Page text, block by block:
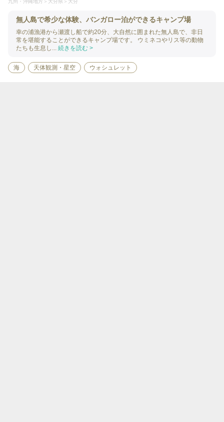
九州・沖縄地方 大分県 大分
無人島で希少な体験、バンガロー泊ができるキャンプ場
幸の浦漁港から瀬渡し船で約20分、大自然に囲まれた無人島で、非日
常を堪能することができるキャンプ場です。 ウミネコやリス等の動物
たちも生息し... 続きを読む >
海 天体観測・星空 ウォシュレット